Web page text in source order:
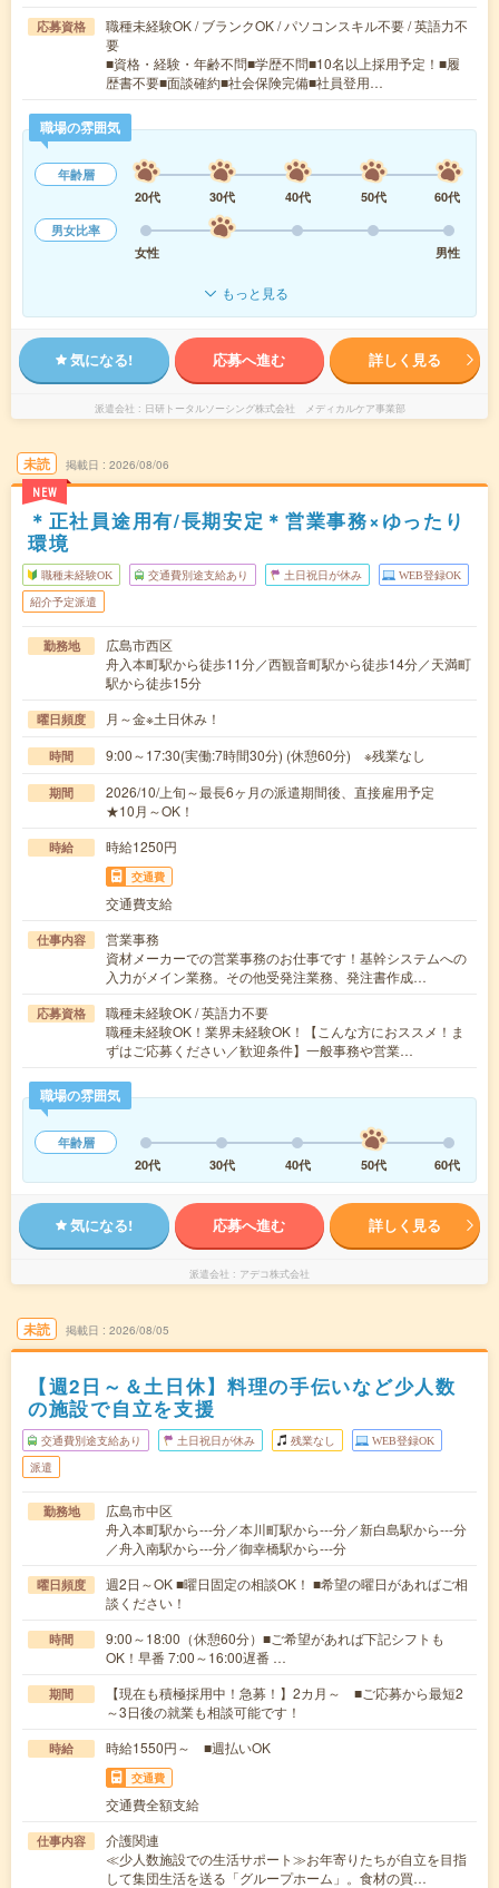
応募資格
職種未経験OK / ブランクOK / パソコンスキル不要 / 英語力不
要
■資格・経験・年齢不問■学歴不問■10名以上採用予定！■履
歴書不要■面談確約■社会保険完備■社員登用…
職場の雰囲気
年齢層
20代
30代 40代 50代
60代
男女比率
女性
男性
もっと見る
気になる! 応募へ進む 詳しく見る
派遣会社 日研トータルソーシング株式会社 メディカルケア事業部
未読
NEW
掲載日 2026/08/06
＊正社員途用有/長期安定＊営業事務×ゆったり
環境
職種未経験OK 交通費別途支給あり 土日祝日が休み WEB登録OK
紹介予定派遣
勤務地
広島市西区
舟入本町駅から徒歩11分／西観音町駅から徒歩14分／天満町
駅から徒歩15分
曜日頻度 月～金※土日休み！
時間 9:00～17:30(実働:7時間30分) (休憩60分) ※残業なし
期間
2026/10/上旬～最長6ヶ月の派遣期間後、直接雇用予定
★10月～OK！
時給 時給1250円
交通費
交通費支給
仕事内容
営業事務
資材メーカーでの営業事務のお仕事です！基幹システムへの
入力がメイン業務。その他受発注業務、発注書作成…
応募資格
職種未経験OK / 英語力不要
職種未経験OK！業界未経験OK！【こんな方におススメ！ま
ずはご応募ください／歓迎条件】一般事務や営業…
職場の雰囲気
年齢層
20代
30代 40代 50代 60代
気になる! 応募へ進む 詳しく見る
派遣会社 アデコ株式会社
未読 掲載日 2026/08/05
【週2日～＆土日休】料理の手伝いなど少人数
の施設で自立を支援
交通費別途支給あり 土日祝日が休み 残業なし WEB登録OK
派遣
勤務地
広島市中区
舟入本町駅から---分／本川町駅から---分／新白島駅から---分
／舟入南駅から---分／御幸橋駅から---分
曜日頻度
週2日～OK ■曜日固定の相談OK！ ■希望の曜日があればご相
談ください！
時間
9:00～18:00（休憩60分）■ご希望があれば下記シフトも
OK！早番 7:00～16:00遅番 …
期間
【現在も積極採用中！急募！】2カ月～ ■ご応募から最短2
～3日後の就業も相談可能です！
時給 時給1550円～ ■週払いOK
交通費
交通費全額支給
仕事内容
介護関連
≪少人数施設での生活サポート≫お年寄りたちが自立を目指
して集団生活を送る「グループホーム」。食材の買…